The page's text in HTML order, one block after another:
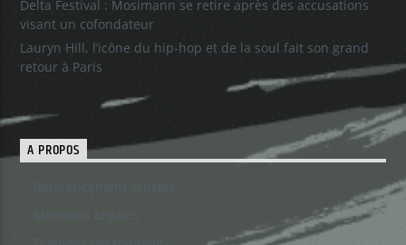
Delta Festival : Mosimann se retire après des accusations
visant un cofondateur
Lauryn Hill, l’icône du hip-hop et de la soul fait son grand
retour à Paris
A PROPOS